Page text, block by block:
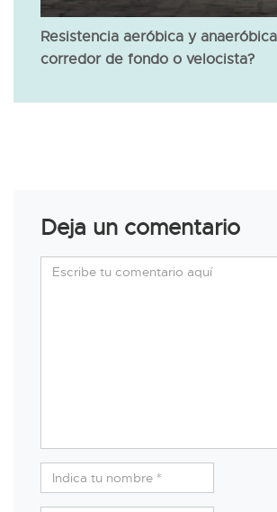
Resistencia aeróbica y
corredor de fondo o velocista?
Deja un comentario